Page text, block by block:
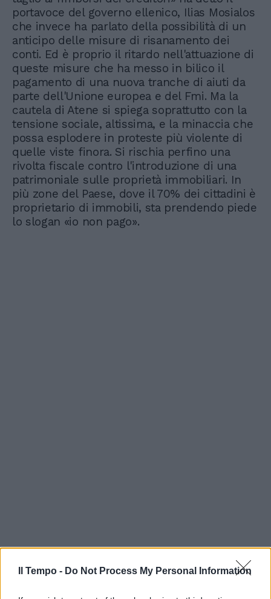
Il Tempo - Do Not Process My Personal Information
portavoce del governo ellenico, Ilias Mosialos
che invece ha parlato della possibilità di un
anticipo delle misure di risanamento dei
conti. Ed è proprio il ritardo nell'attuazione di
queste misure che ha messo in bilico il
pagamento di una nuova tranche di aiuti da
parte dell'Unione europea e del Fmi. Ma la
cautela di Atene si spiega soprattutto con la
tensione sociale, altissima, e la minaccia che
possa esplodere in proteste più violente di
quelle viste finora. Si rischia perfino una
rivolta fiscale contro l'introduzione di una
patrimoniale sulle proprietà immobiliari. In
più zone del Paese, dove il 70% dei cittadini è
proprietario di immobili, sta prendendo piede
lo slogan «io non pago».
In evidenza